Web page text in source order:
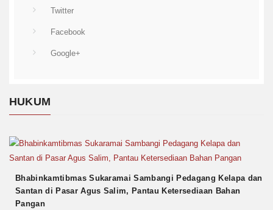
Twitter
Facebook
Google+
HUKUM
Bhabinkamtibmas Sukaramai Sambangi Pedagang Kelapa dan
Santan di Pasar Agus Salim, Pantau Ketersediaan Bahan
Pangan